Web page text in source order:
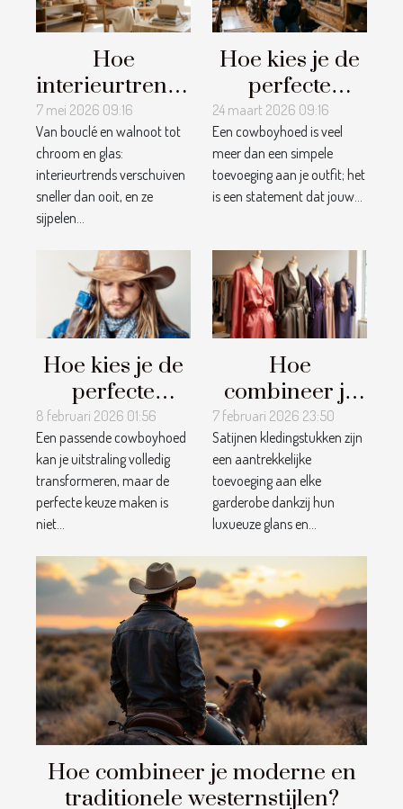
Hoe
interieurtrends
onze keuze
voor tassen
beïnvloeden
7 mei 2026 09:16
Van bouclé en walnoot tot
chroom en glas:
interieurtrends verschuiven
sneller dan ooit, en ze
sijpelen...
Hoe kies je de
perfecte
cowboyhoed
voor jouw stijl?
24 maart 2026 09:16
Een cowboyhoed is veel
meer dan een simpele
toevoeging aan je outfit; het
is een statement dat jouw...
Hoe kies je de
perfecte
cowboyhoed
voor jouw
gezichtsvorm?
8 februari 2026 01:56
Een passende cowboyhoed
kan je uitstraling volledig
transformeren, maar de
perfecte keuze maken is
niet...
Hoe
combineer je
satijnen
kledingstukken
voor
verschillende
gelegenheden?
7 februari 2026 23:50
Satijnen kledingstukken zijn
een aantrekkelijke
toevoeging aan elke
garderobe dankzij hun
luxueuze glans en...
Hoe combineer je moderne en
traditionele westernstijlen?